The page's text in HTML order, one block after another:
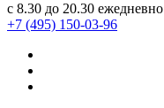
с 8.30 до 20.30 ежедневно
+7 (495) 150-03-96